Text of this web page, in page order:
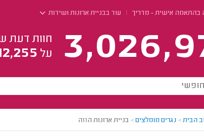
בהתאמה אישית - מדריך עוד בבניית ארונות ושידות
חוות דעת
על
הבית> נגרים מומלצים> בניית ארונות הזזה